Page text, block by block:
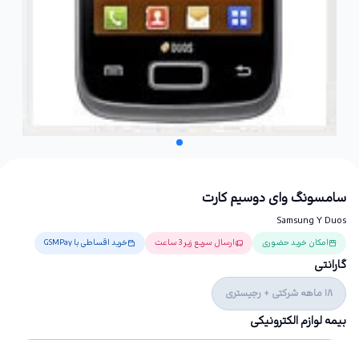
سامسونگ وای دوسیم کارت
Samsung Y Duos
امکان خرید حضوری ارسال سریع زیر 3 ساعت خرید اقساطی با GSMPay
گارانتی
18 ماهه شرکتی + رجیستری
بیمه لوازم الکترونیکی